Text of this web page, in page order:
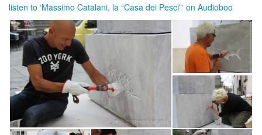
listen to ‘Massimo Catalani, la “Casa dei Pesci”‘ on Audioboo